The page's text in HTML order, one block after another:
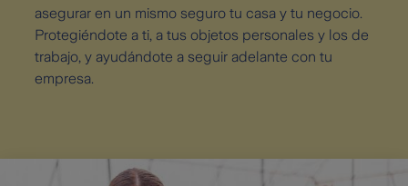
asegurar en un mismo seguro tu casa y tu negocio.
Protegiéndote a ti, a tus objetos personales y los de
trabajo, y ayudándote a seguir adelante con tu
empresa.